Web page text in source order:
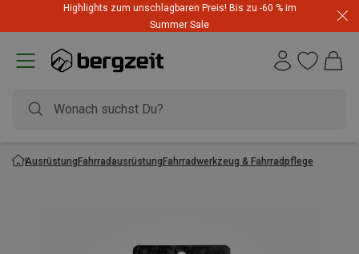
Highlights zum unschlagbaren Preis! Bis zu -60 % im
Summer Sale
AusrüstungFahrradausrüstungFahrradwerkzeug & Fahrradpflege